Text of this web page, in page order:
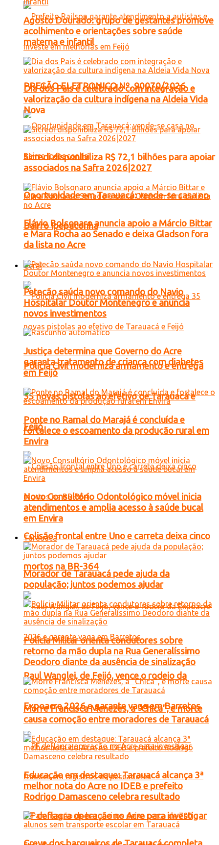
PREGÃO ELETRONICO Nº. 90070/2026
Oportunidade em Tarauacá: vende-se casa no
Bairro Ipepaconha
Geral
Polícia Civil moderniza armamento e entrega
35 novas pistolas ao efetivo de Tarauacá e
Feijó
Colisão frontal entre Uno e carreta deixa cinco
mortos na BR-364
Raul Wanglei, de Feijó, vence o rodeio da
Expoacre 2026 e garante vaga em Barretos
PF deflagra operação no Acre para investigar
Agosto Dourado: grupo de gestantes promove
acolhimento e orientações sobre saúde
materna e infantil
Dia dos Pais é celebrado com integração e
valorização da cultura indígena na Aldeia Vida
Nova
Sicredi disponibiliza R$ 72,1 bilhões para apoiar
associados na Safra 2026|2027
Flávio Bolsonaro anuncia apoio a Márcio Bittar
e Mara Rocha ao Senado e deixa Gladson fora
da lista no Acre
Petecão saúda novo comando do Navio
Hospitalar Doutor Montenegro e anuncia
novos investimentos
Justiça determina que Governo do Acre
garanta tratamento de criança com diabetes
em Feijó
Ponte no Ramal do Marajá é concluída e
fortalece o escoamento da produção rural em
Envira
Novo Consultório Odontológico móvel inicia
atendimentos e amplia acesso à saúde bucal
em Envira
Tarauacá
Morador de Tarauacá pede ajuda da
população; juntos podemos ajudar
Polícia Militar orienta condutores sobre
retorno da mão dupla na Rua Generalíssimo
Deodoro diante da ausência de sinalização
Morre Francisca Menezes, a “Chica”, e morte
causa comoção entre moradores de Tarauacá
Educação em destaque: Tarauacá alcança 3ª
melhor nota do Acre no IDEB e prefeito
Rodrigo Damasceno celebra resultado